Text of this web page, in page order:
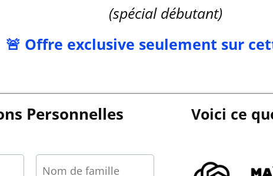
(spécial débutant)
🚨 Offre exclusive seulement sur
Personnelles Voici ce